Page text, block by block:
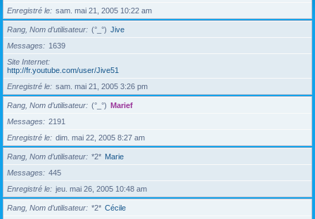
Enregistré le
sam. mai 21, 2005 10:22 am
Rang, Nom d’utilisateur (°_°) Jive
Messages
1639
Site Internet
http://fr.youtube.com/user/Jive51
Enregistré le
sam. mai 21, 2005 3:26 pm
Rang, Nom d’utilisateur (°_°) Marief
Messages
2191
Enregistré le
dim. mai 22, 2005 8:27 am
Rang, Nom d’utilisateur *2* Marie
Messages
445
Enregistré le
jeu. mai 26, 2005 10:48 am
Rang, Nom d’utilisateur *2* Cécile